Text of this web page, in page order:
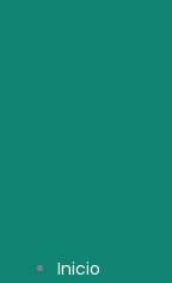
Inicio